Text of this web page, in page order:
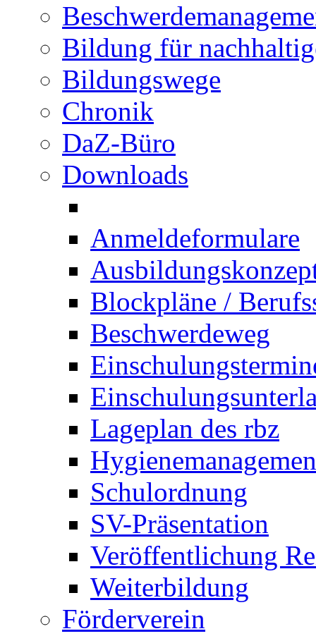
Bildung für
Bildungswege
Chronik
DaZ-Büro
Downloads
Anmeldeformulare
Blockpläne /
Beschwerdeweg
Lageplan des rbz
Schulordnung
SV-Präsentation
Veröffentlichung
Weiterbildung
Förderverein